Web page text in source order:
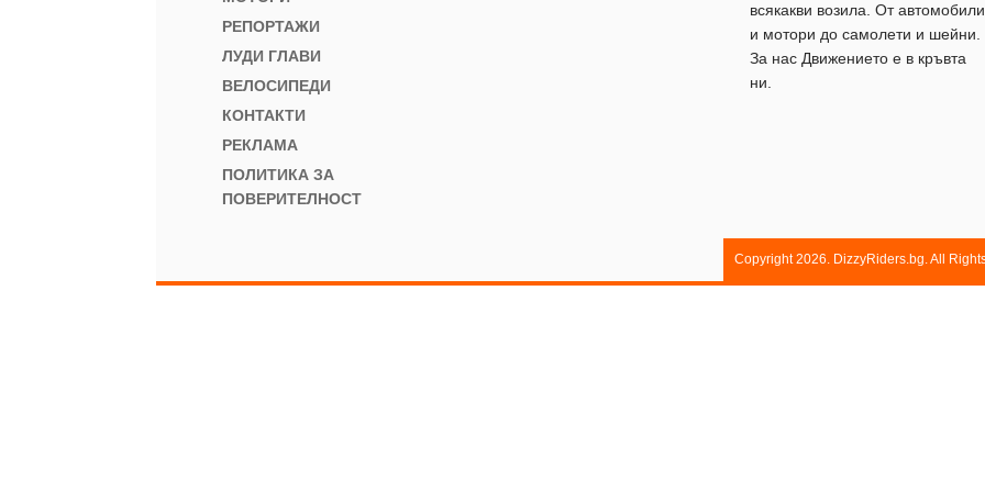
РЕПОРТАЖИ
ЛУДИ ГЛАВИ
ВЕЛОСИПЕДИ
КОНТАКТИ
РЕКЛАМА
ПОЛИТИКА ЗА
ПОВЕРИТЕЛНОСТ
всякакви возила. От автомобили
и мотори до самолети и шейни.
За нас Движението е в кръвта
ни.
Copyright 2026. DizzyRiders.bg. All